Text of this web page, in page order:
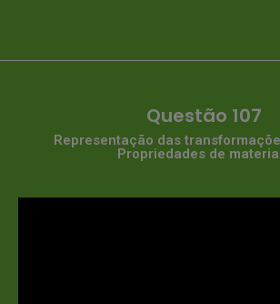
Questão 107
Representação das
Propriedades de